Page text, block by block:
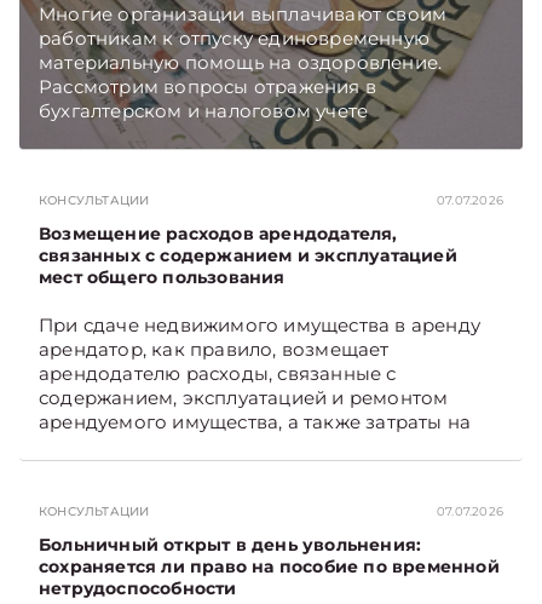
Многие организации выплачивают своим
работникам к отпуску единовременную
материальную помощь на оздоровление.
Рассмотрим вопросы отражения в
бухгалтерском и налоговом учете
хозяйственных операций по начислению и
Главное об экономике Беларуси — раньше,
чем в новостях TelegramViber
КОНСУЛЬТАЦИИ 07.07.2026
Возмещение расходов арендодателя,
связанных с содержанием и эксплуатацией
мест общего пользования
При сдаче недвижимого имущества в аренду
арендатор, как правило, возмещает
арендодателю расходы, связанные с
содержанием, эксплуатацией и ремонтом
арендуемого имущества, а также затраты на
связанных с содержанием и эксплуатацией
мест общего пользования, в частности –
контрольно-­пропускного пункта? Рассмотрим
порядок их распределения. Подписывайтесь
КОНСУЛЬТАЦИИ 07.07.2026
Больничный открыт в день увольнения:
сохраняется ли право на пособие по временной
нетрудоспособности